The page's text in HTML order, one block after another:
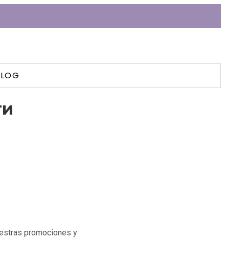
promociones y